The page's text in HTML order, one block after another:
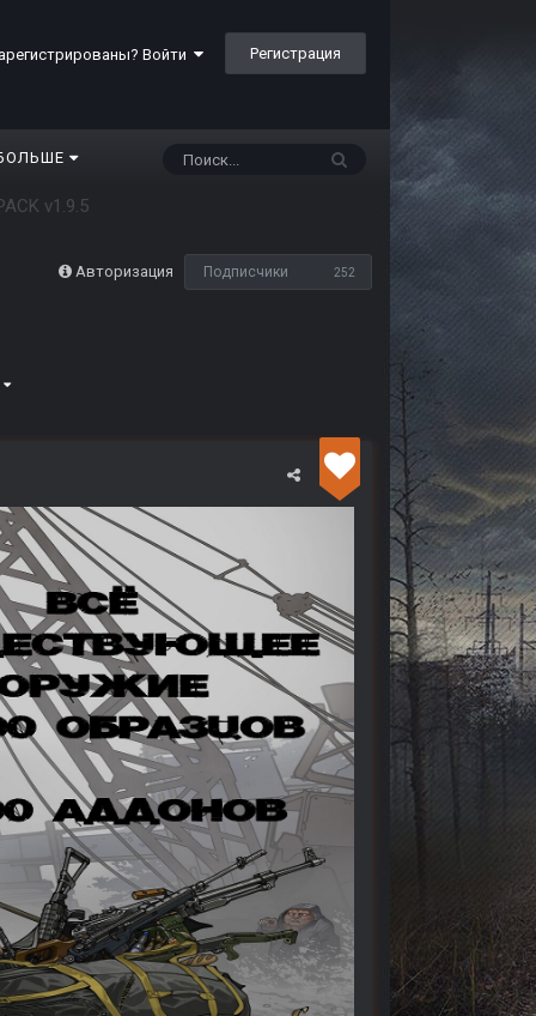
Войти Регистрация
v1.9.5
Авторизация Подписчики 252